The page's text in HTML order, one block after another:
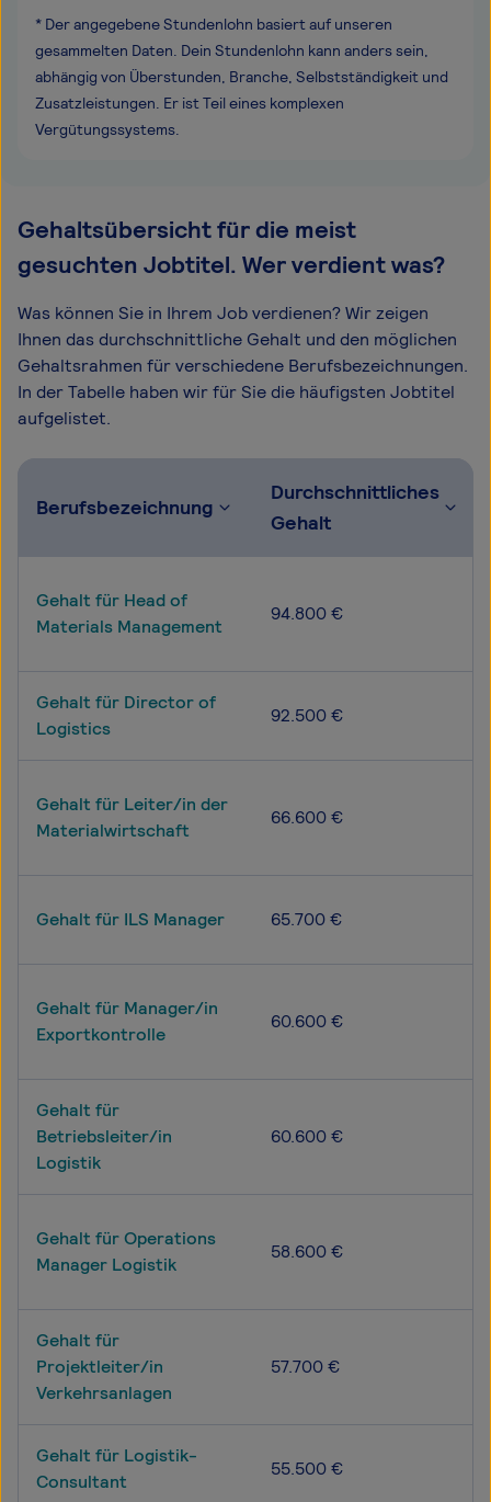
* Der angegebene Stundenlohn basiert auf unseren
gesammelten Daten. Dein Stundenlohn kann anders sein,
abhängig von Überstunden, Branche, Selbstständigkeit und
Zusatzleistungen. Er ist Teil eines komplexen
Vergütungssystems.
Gehaltsübersicht für die meist
gesuchten Jobtitel. Wer verdient was?
Was können Sie in Ihrem Job verdienen? Wir zeigen
Ihnen das durchschnittliche Gehalt und den möglichen
Gehaltsrahmen für verschiedene Berufsbezeichnungen.
In der Tabelle haben wir für Sie die häufigsten Jobtitel
aufgelistet.
Berufsbezeichnung
Durchschnittliches
Gehalt
Gehalt für Head of
Materials Management
94.800 €
Gehalt für Director of
Logistics
92.500 €
Gehalt für Leiter/in der
Materialwirtschaft
66.600 €
Gehalt für ILS Manager 65.700 €
Gehalt für Manager/in
Exportkontrolle
60.600 €
Gehalt für
Betriebsleiter/in
Logistik
60.600 €
Gehalt für Operations
Manager Logistik
58.600 €
Gehalt für
Projektleiter/in
Verkehrsanlagen
57.700 €
Gehalt für Logistik-
Consultant
55.500 €